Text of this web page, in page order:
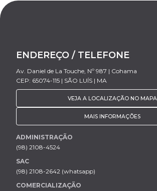
ENDEREÇO / TELEFONE
Av. Daniel de La Touche, Nº 987 | Cohama
CEP: 65074-115 | SÃO LUÍS | MA
VEJA A LOCALIZAÇÃO NO MAPA
MAIS INFORMAÇÕES
ADMINISTRAÇÃO
(98) 2108-4524
SAC
(98) 2108-2642 (whatsapp)
COMERCIALIZAÇÃO